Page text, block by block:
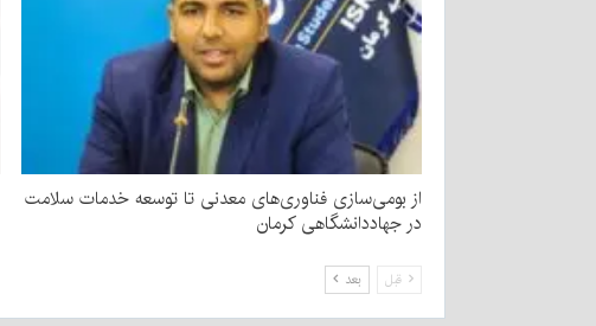
از بومی‌سازی فناوری‌های معدنی تا توسعه خدمات سلامت
در جهاددانشگاهی کرمان
قبل بعد